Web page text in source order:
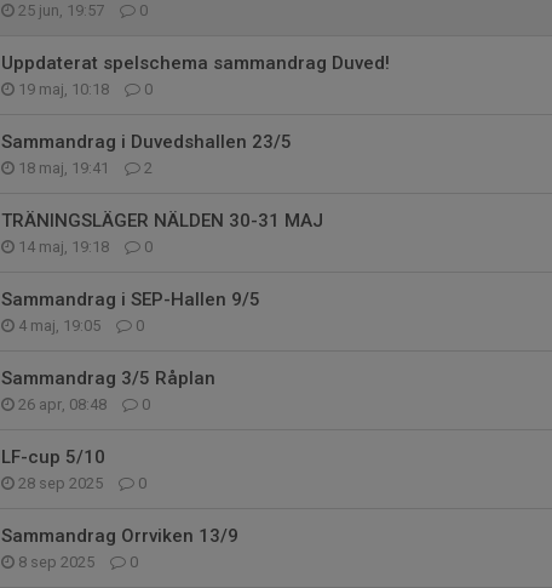
25 jun, 19:57 0
Uppdaterat spelschema sammandrag Duved!
19 maj, 10:18 0
Sammandrag i Duvedshallen 23/5
18 maj, 19:41 2
TRÄNINGSLÄGER NÄLDEN 30-31 MAJ
14 maj, 19:18 0
Sammandrag i SEP-Hallen 9/5
4 maj, 19:05 0
Sammandrag 3/5 Råplan
26 apr, 08:48 0
LF-cup 5/10
28 sep 2025 0
Sammandrag Orrviken 13/9
8 sep 2025 0